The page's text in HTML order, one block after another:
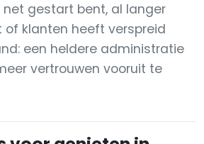
gestart bent, al langer
of klanten heeft verspreid
een heldere administratie
vertrouwen vooruit te